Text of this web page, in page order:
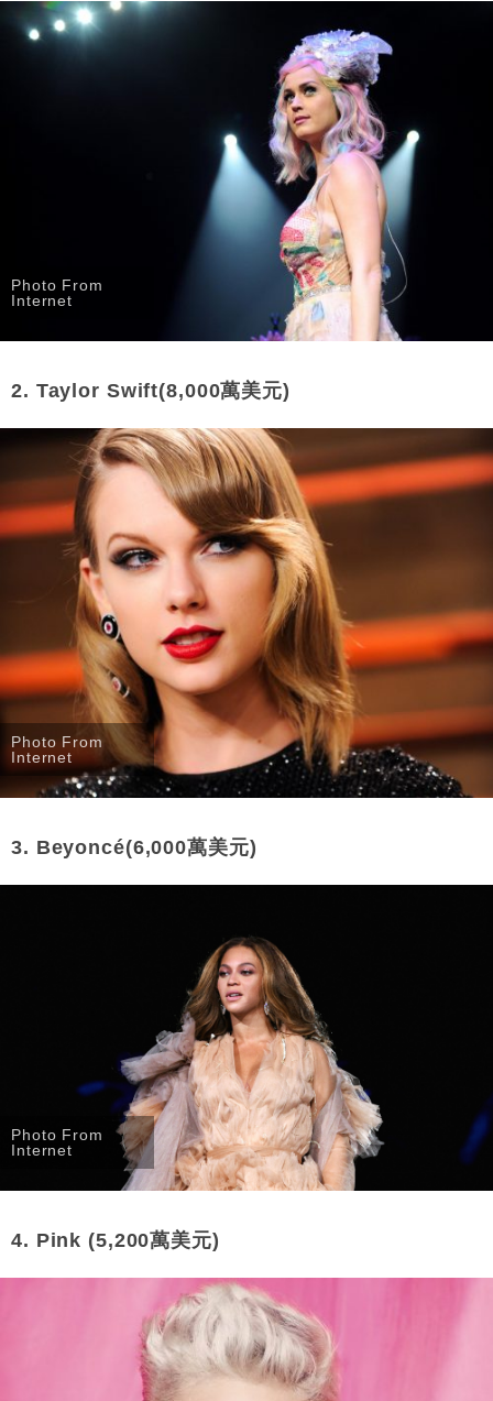
Photo From
Internet
2. Taylor Swift(8,000萬美元)
Photo From
Internet
3. Beyoncé(6,000萬美元)
Photo From
Internet
4. Pink (5,200萬美元)